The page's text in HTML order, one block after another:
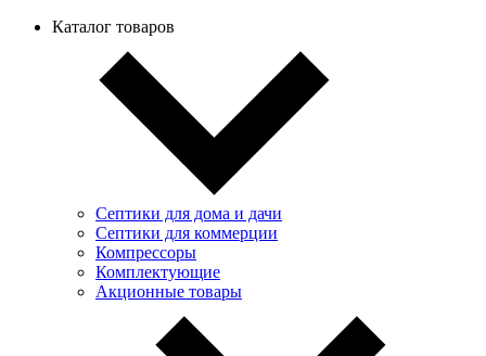
Каталог товаров
Септики для дома и дачи
Септики для коммерции
Компрессоры
Комплектующие
Акционные товары